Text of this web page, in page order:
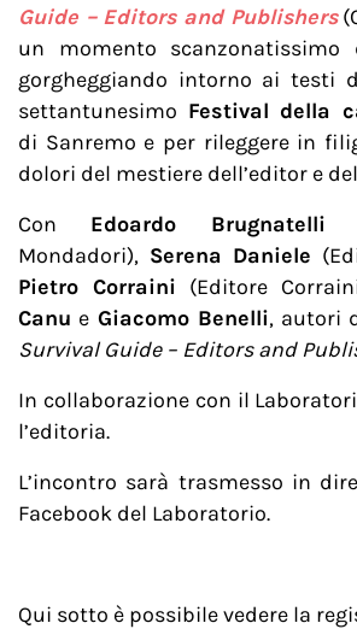
Guide – Editors and Publishers
un momento scanzonatissimo
gorgheggiando intorno ai testi
settantunesimo Festival della
di Sanremo e per rileggere in
dolori del mestiere dell’editor e
Con Edoardo Brugnatelli
Mondadori), Serena Daniele
Pietro Corraini (Editore
Canu e Giacomo Benelli, autori
Survival Guide – Editors and
In collaborazione con il
l’editoria.
L’incontro sarà trasmesso in
Facebook del Laboratorio.
Qui sotto è possibile vedere la